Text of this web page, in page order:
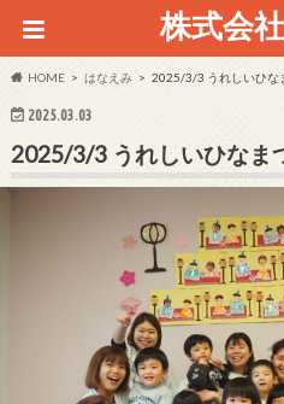
株式会
HOME はなえみ 2025/3/3 うれしいひな
2025.03.03
2025/3/3 うれしいひなま